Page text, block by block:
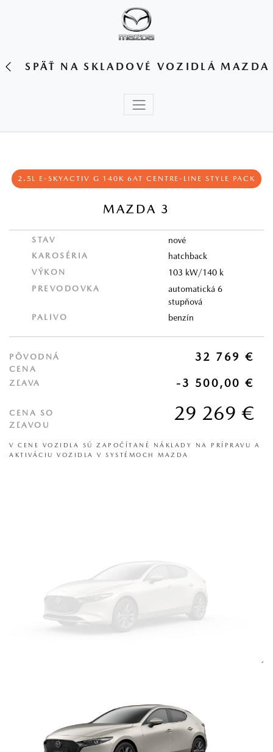
SPÄŤ NA SKLADOVÉ VOZIDLÁ MAZDA
2.5L E‑SKYACTIV G 140K 6AT CENTRE‑LINE STYLE PACK
MAZDA 3
STAV nové
KAROSÉRIA hatchback
VÝKON 103 kW/140 k
PREVODOVKA
automatická 6
stupňová
PALIVO benzín
PÔVODNÁ
CENA
32 769 €
ZĽAVA -3 500,00 €
CENA SO
ZĽAVOU
29 269 €
V CENE VOZIDLA SÚ ZAPOČÍTANÉ NÁKLADY NA PRÍPRAVU A
AKTIVÁCIU VOZIDLA V SYSTÉMOCH MAZDA